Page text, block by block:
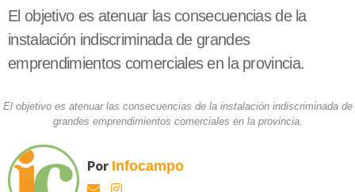
El objetivo es atenuar las consecuencias de la
instalación indiscriminada de grandes
emprendimientos comerciales en la provincia.
El objetivo es atenuar las consecuencias de la instalación indiscriminada de
grandes emprendimientos comerciales en la provincia.
Por Infocampo